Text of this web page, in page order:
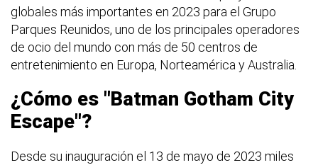
globales más importantes en 2023 para el Grupo
Parques Reunidos, uno de los principales operadores
de ocio del mundo con más de 50 centros de
entretenimiento en Europa, Norteamérica y Australia.
¿Cómo es "Batman Gotham City
Escape"?
Desde su inauguración el 13 de mayo de 2023 miles